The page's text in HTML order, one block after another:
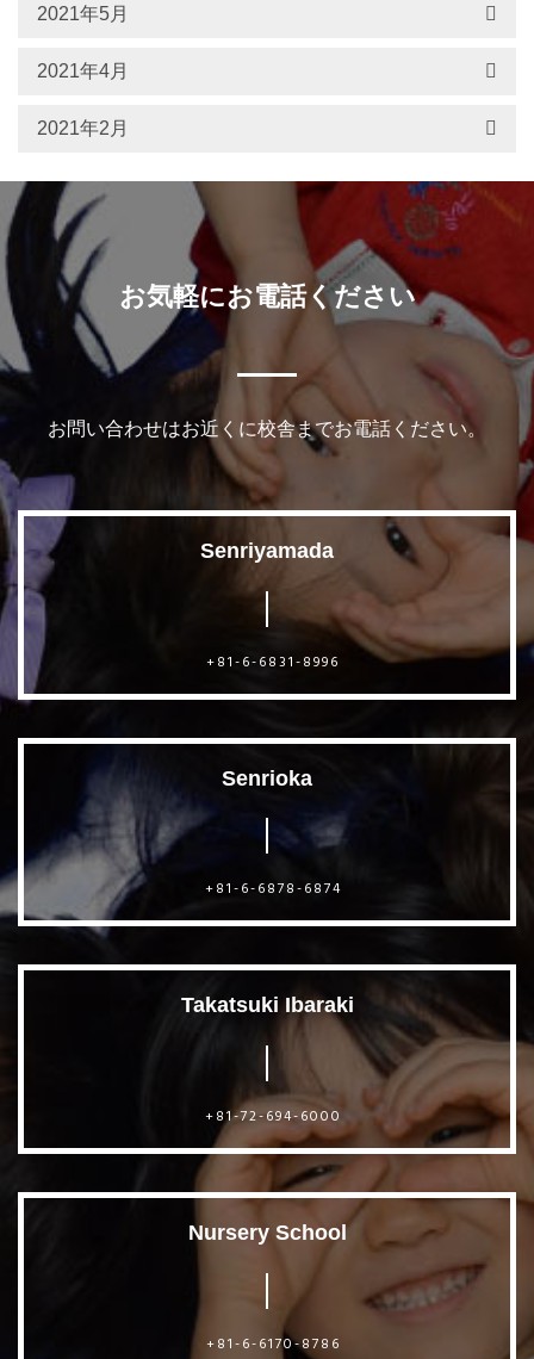
2021年5月
2021年4月
2021年2月
お気軽にお電話ください
お問い合わせはお近くに校舎までお電話ください。
Senriyamada
+81-6-6831-8996
Senrioka
+81-6-6878-6874
Takatsuki Ibaraki
+81-72-694-6000
Nursery School
+81-6-6170-8786